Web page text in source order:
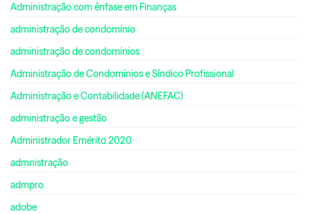
Administração com ênfase em Finanças
administração de condomínio
administração de condomínios
Administração de Condomínios e Síndico Profissional
Administração e Contabilidade (ANEFAC)
administração e gestão
Administrador Emérito 2020
admnistração
admpro
adobe